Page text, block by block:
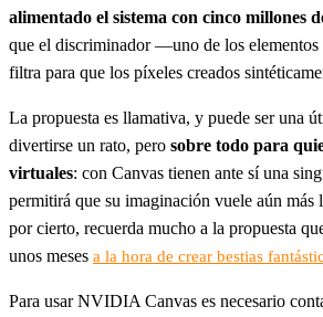
alimentado el sistema con cinco millones
que el discriminador —uno de los
filtra para que los píxeles creados
La propuesta es llamativa, y puede ser una
divertirse un rato, pero sobre todo para
virtuales: con Canvas tienen ante sí una
permitirá que su imaginación vuele aún más
por cierto, recuerda mucho a la propuesta
unos meses a la hora de crear bestias
Para usar NVIDIA Canvas es necesario